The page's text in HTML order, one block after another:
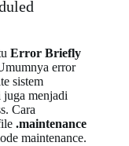
Error Briefly
error
sistem
juga menjadi
Cara
.maintenance
maintenance.